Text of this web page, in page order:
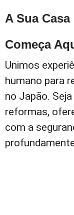
A Sua
Começa
Unimos
humano para
no Japão.
reformas,
com a